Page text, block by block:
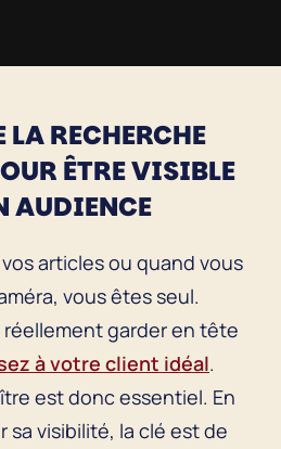
LA RECHERCHE
ÊTRE VISIBLE
AUDIENCE
articles ou quand vous
vous êtes seul.
garder en tête
à votre client idéal.
est donc essentiel. En
visibilité, la clé est de